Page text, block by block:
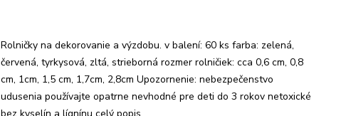
Rolničky na dekorovanie a výzdobu. v balení: 60 ks farba: zelená,
červená, tyrkysová, zltá, strieborná rozmer rolničiek: cca 0,6 cm, 0,8
cm, 1cm, 1,5 cm, 1,7cm, 2,8cm Upozornenie: nebezpečenstvo
udusenia používajte opatrne nevhodné pre deti do 3 rokov netoxické